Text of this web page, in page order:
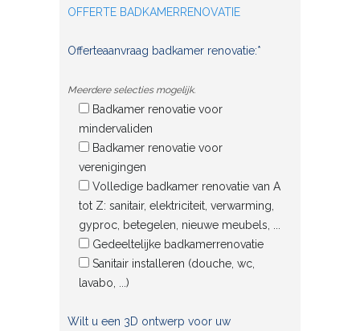
OFFERTE BADKAMERRENOVATIE
Offerteaanvraag badkamer renovatie:*
Meerdere selecties mogelijk.
Badkamer renovatie voor
mindervaliden
Badkamer renovatie voor
verenigingen
Volledige badkamer renovatie van A
tot Z: sanitair, elektriciteit, verwarming,
gyproc, betegelen, nieuwe meubels, ...
Gedeeltelijke badkamerrenovatie
Sanitair installeren (douche, wc,
lavabo, ...)
Wilt u een 3D ontwerp voor uw